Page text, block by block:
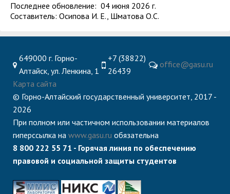
Последнее обновление: 04 июня 2026 г.
Составитель: Осипова И. Е., Шматова О.С.
649000 г. Горно-
Алтайск, ул. Ленкина, 1
+7 (38822)
26439
office@gasu.ru
Карта сайта
© Горно-Алтайский государственный университет, 2017 -
2026
При полном или частичном использовании материалов
гиперссылка на www.gasu.ru обязательна
8 800 222 55 71 - Горячая линия по обеспечению
правовой и социальной защиты студентов